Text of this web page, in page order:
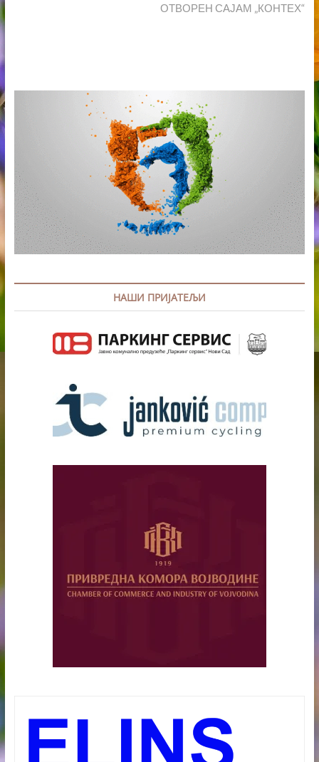
post:
ОТВОРЕН САЈАМ „КОНТЕХ“
НАШИ ПРИЈАТЕЉИ